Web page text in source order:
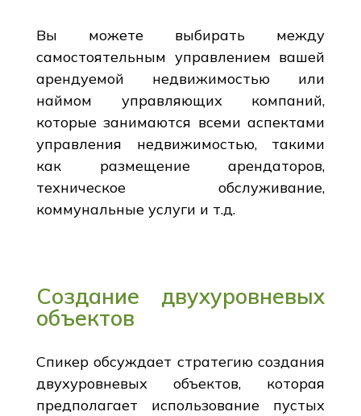
Вы можете выбирать между
самостоятельным управлением вашей
арендуемой недвижимостью или
наймом управляющих компаний,
которые занимаются всеми аспектами
управления недвижимостью, такими
как размещение арендаторов,
техническое обслуживание,
коммунальные услуги и т.д.
Создание двухуровневых
объектов
Спикер обсуждает стратегию создания
двухуровневых объектов, которая
предполагает использование пустых